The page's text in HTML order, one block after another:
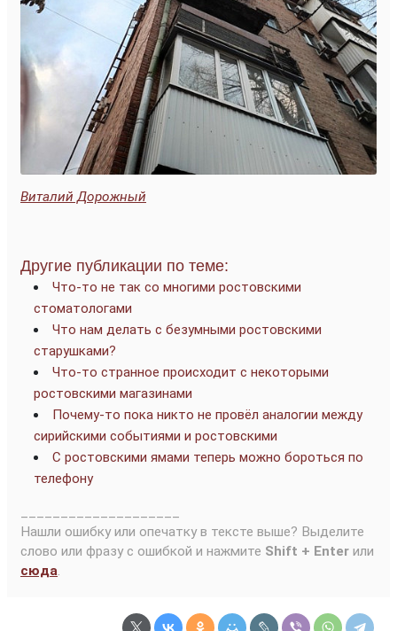
Виталий Дорожный
Другие публикации по теме:
Что-то не так со многими ростовскими
стоматологами
Что нам делать с безумными ростовскими
старушками?
Что-то странное происходит с некоторыми
ростовскими магазинами
Почему-то пока никто не провёл аналогии между
сирийскими событиями и ростовскими
С ростовскими ямами теперь можно бороться по
телефону
Нашли ошибку или опечатку в тексте выше? Выделите
слово или фразу с ошибкой и нажмите Shift + Enter или
сюда.